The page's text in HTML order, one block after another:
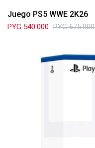
Juego PS5 WWE 2K26
PYG 540.000 PYG 675.000